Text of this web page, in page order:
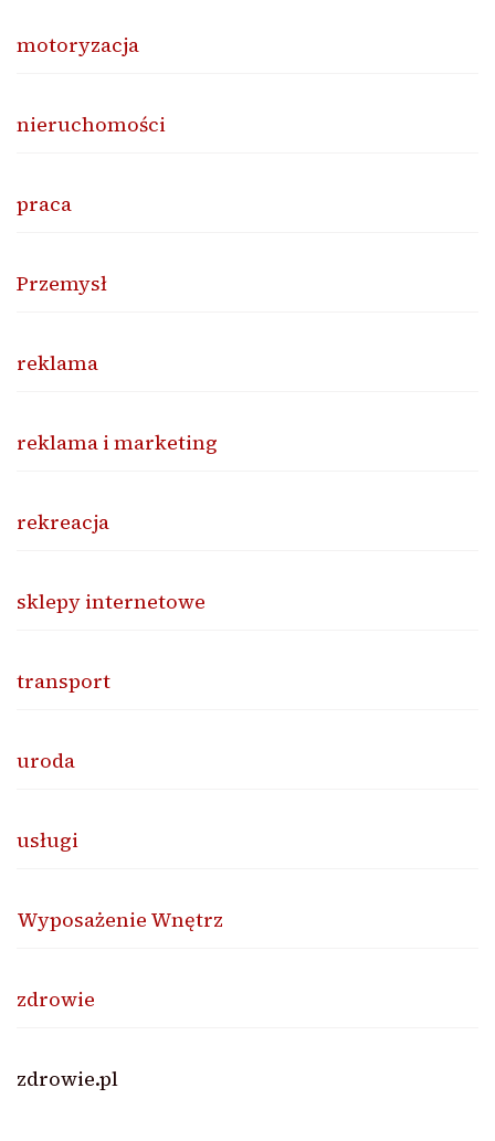
motoryzacja
nieruchomości
praca
Przemysł
reklama
reklama i marketing
rekreacja
sklepy internetowe
transport
uroda
usługi
Wyposażenie Wnętrz
zdrowie
zdrowie.pl